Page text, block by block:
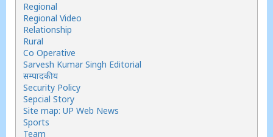
Regional
Regional Video
Relationship
Rural
Co Operative
Sarvesh Kumar Singh Editorial
सम्पादकीय
Security Policy
Sepcial Story
Site map: UP Web News
Sports
Team